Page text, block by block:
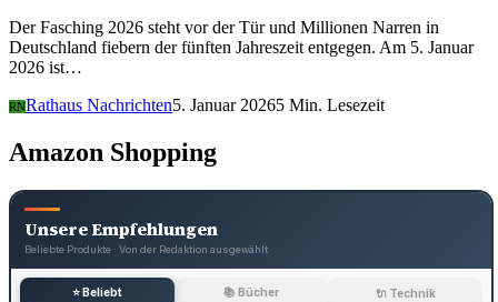
Der Fasching 2026 steht vor der Tür und Millionen Narren in
Deutschland fiebern der fünften Jahreszeit entgegen. Am 5. Januar
2026 ist…
RNRathaus Nachrichten5. Januar 20265 Min. Lesezeit
Amazon Shopping
Unsere Empfehlungen
Beliebte Produkte · Von der Redaktion ausgewählt
⭐ Beliebt 📚 Bücher 🔌 Technik